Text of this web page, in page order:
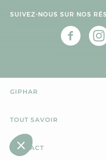
SUIVEZ-NOUS SUR NOS
GIPHAR
TOUT SAVOIR
CONTACT